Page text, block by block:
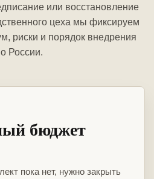
или восстановление
цеха мы фиксируем
риски и порядок внедрения
России.
бюджет
пока нет, нужно закрыть